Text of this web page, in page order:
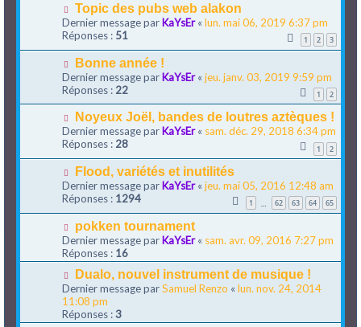
Topic des pubs web alakon
Dernier message parKaYsEr« lun. mai 06, 2019 6:37 pm
Réponses : 51 1 2 3
Bonne année !
Dernier message par KaYsEr« jeu. janv. 03, 2019 9:59 pm
Réponses : 22 1 2
Noyeux Joël, bandes de loutres aztèques !
Dernier message parKaYsEr« sam. déc. 29, 2018 6:34 pm
Réponses : 28 1 2
Flood, variétés et inutilités
Dernier message par KaYsEr« jeu. mai 05, 2016 12:48 am
Réponses : 1294 1 62 63 64 65
pokken tournament
Dernier message parKaYsEr« sam. avr. 09, 2016 7:27 pm
Réponses : 16
Dualo, nouvel instrument de musique !
Dernier message parSamuel Renzo « lun. nov. 24, 2014
11:08 pm
Réponses :3